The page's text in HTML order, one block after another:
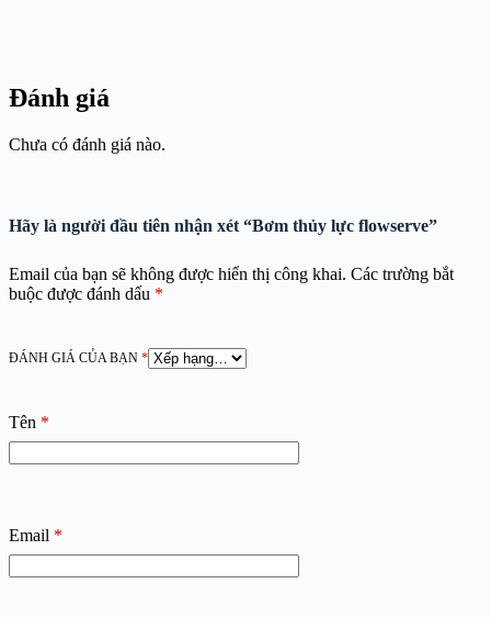
Đánh giá
Chưa có đánh giá nào.
Hãy là người đầu tiên nhận xét “Bơm thủy lực flowserve”
Email của bạn sẽ không được hiển thị công khai. Các trường bắt
buộc được đánh dấu *
ĐÁNH GIÁ CỦA BẠN *
Tên *
Email *